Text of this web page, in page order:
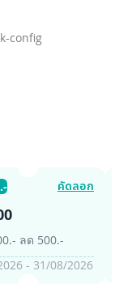
config
คัดลอก
ลด 500.-
- 31/08/2026